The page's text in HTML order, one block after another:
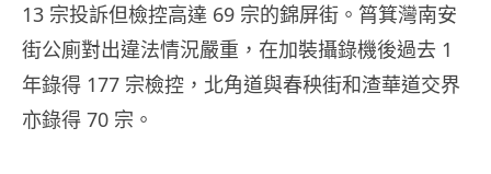
13 宗投訴但檢控高達 69 宗的錦屏街。筲箕灣南安
街公廁對出違法情況嚴重，在加裝攝錄機後過去 1
年錄得 177 宗檢控，北角道與春秧街和渣華道交界
亦錄得 70 宗。